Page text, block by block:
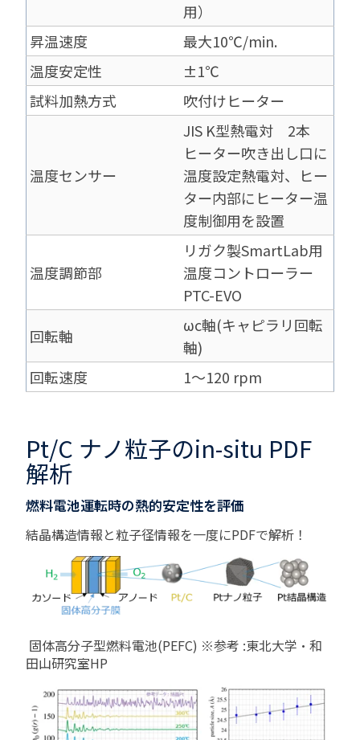
用）
昇温速度
最大10℃/min.
温度安定性
±1℃
試料加熱方式
吹付けヒーター
温度センサー
JIS K型熱電対 2本
ヒーター吹き出し口に
温度設定熱電対、ヒー
ター内部にヒーター温
度制御用を設置
温度調節部
リガク製SmartLab用
温度コントローラー
PTC-EVO
回転軸
ωc軸(キャピラリ回転
軸)
回転速度
1～120 rpm
Pt/C ナノ粒子のin-situ PDF
解析
燃料電池運転時の熱的安定性を評価
結晶構造情報と粒子径情報を一度にPDFで解析！
固体高分子型燃料電池(PEFC) ※参考 :東北大学・和
田山研究室HP